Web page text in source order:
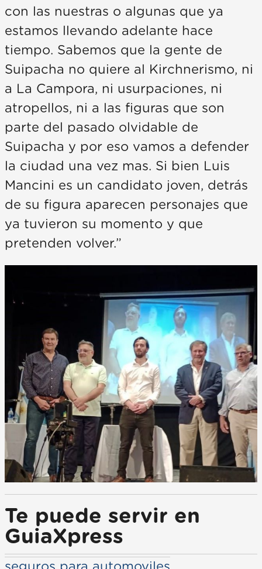
con las nuestras o algunas que ya
estamos llevando adelante hace
tiempo. Sabemos que la gente de
Suipacha no quiere al Kirchnerismo, ni
a La Campora, ni usurpaciones, ni
atropellos, ni a las figuras que son
parte del pasado olvidable de
Suipacha y por eso vamos a defender
la ciudad una vez mas. Si bien Luis
Mancini es un candidato joven, detrás
de su figura aparecen personajes que
ya tuvieron su momento y que
pretenden volver.”
Te puede servir en
GuiaXpress